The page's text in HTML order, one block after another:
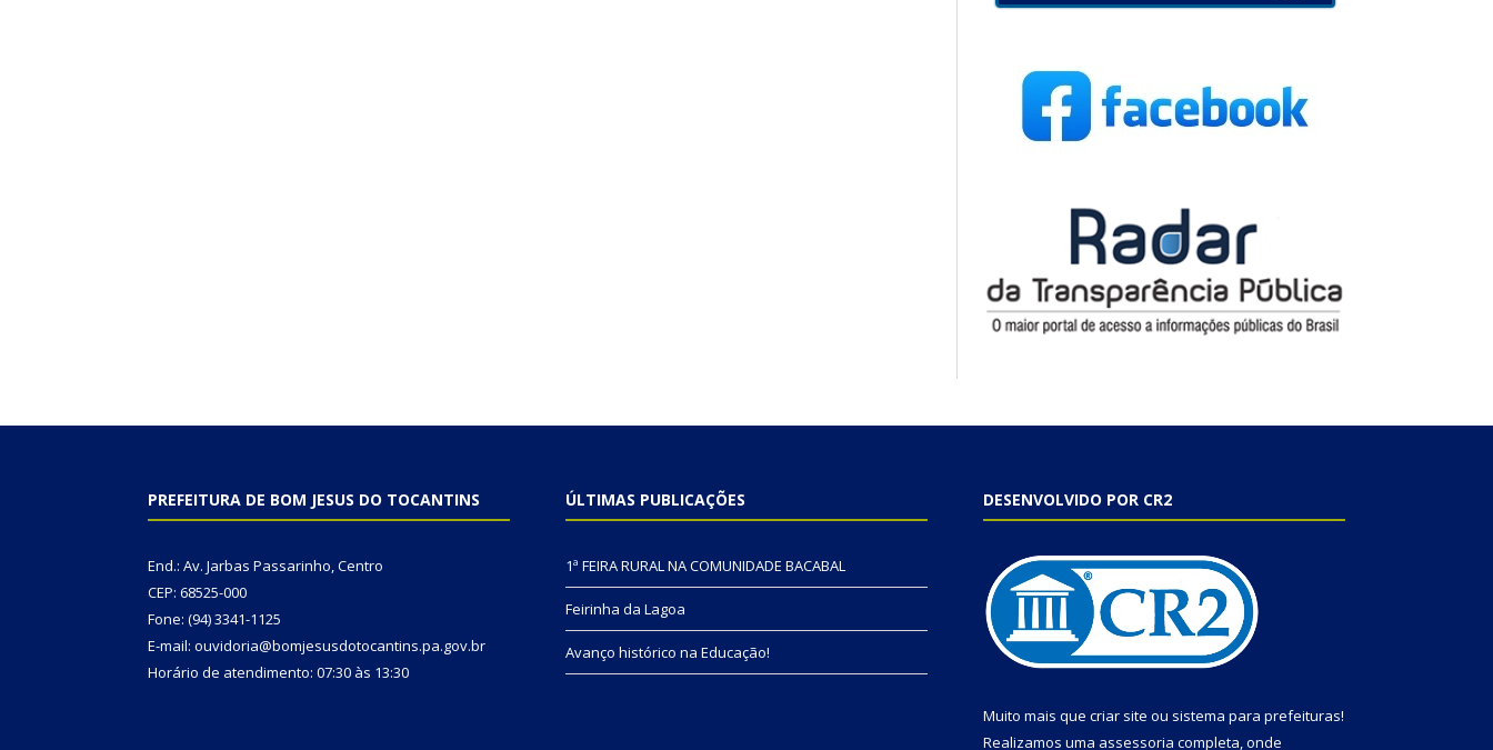
PREFEITURA DE BOM JESUS DO TOCANTINS
End.: Av. Jarbas Passarinho, Centro
CEP: 68525-000
Fone: (94) 3341-1125
E-mail: ouvidoria@bomjesusdotocantins.pa.gov.br
Horário de atendimento: 07:30 às 13:30
ÚLTIMAS PUBLICAÇÕES
1ª FEIRA RURAL NA COMUNIDADE BACABAL
Feirinha da Lagoa
Avanço histórico na Educação!
DESENVOLVIDO POR CR2
Muito mais que criar site ou sistema para prefeituras!
Realizamos uma assessoria completa, onde